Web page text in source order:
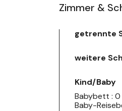
Zimmer &
getrennte
weitere
Kind/Baby
Babybett : 0
Baby-